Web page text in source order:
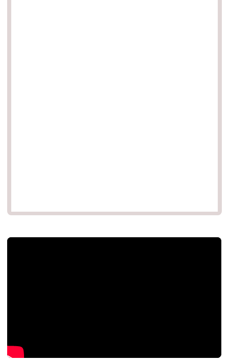
官方Youtube影片